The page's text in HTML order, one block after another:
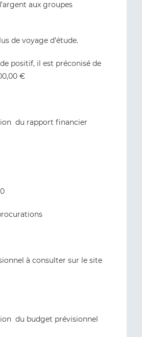
aux groupes
de voyage d’étude.
positif, il est préconisé de
€
du rapport financier
à consulter sur le site
du budget prévisionnel